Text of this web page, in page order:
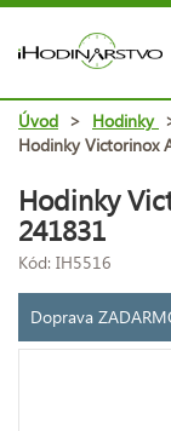
Úvod > Hodinky
Hodinky Victorinox
Hodinky
241831
Kód: IH5516
Doprava